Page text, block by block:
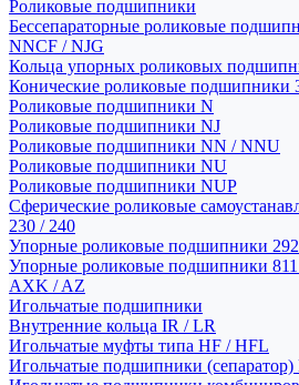
Роликовые подшипники
Бессепараторные роликовые
NNCF / NJG
Кольца упорных роликовых
Конические роликовые подшипники
Роликовые подшипники N
Роликовые подшипники NJ
Роликовые подшипники NN / NNU
Роликовые подшипники NU
Роликовые подшипники NUP
Сферические роликовые
230 / 240
Упорные роликовые подшипники
Упорные роликовые подшипники
AXK / AZ
Игольчатые подшипники
Внутренние кольца IR / LR
Игольчатые муфты типа HF / HFL
Игольчатые подшипники